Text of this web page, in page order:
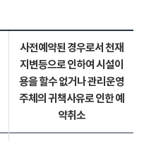
사전예약된 경우로서 천재
지변등으로 인하여 시설이
용을 할수 없거나 관리운영
주체의 귀책사유로 인한 예
약취소